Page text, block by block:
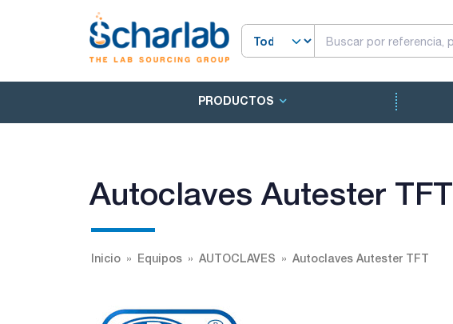
PRODUCTOS
Autoclaves Autester TFT
Inicio Equipos AUTOCLAVES Autoclaves Autester TFT